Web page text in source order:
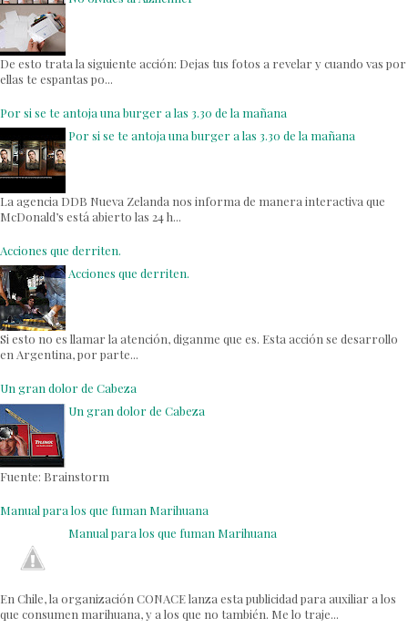
De esto trata la siguiente acción: Dejas tus fotos a revelar y cuando vas por
ellas te espantas po...
Por si se te antoja una burger a las 3.30 de la mañana
Por si se te antoja una burger a las 3.30 de la mañana
La agencia DDB Nueva Zelanda nos informa de manera interactiva que
McDonald’s está abierto las 24 h...
Acciones que derriten.
Acciones que derriten.
Si esto no es llamar la atención, diganme que es. Esta acción se desarrollo
en Argentina, por parte...
Un gran dolor de Cabeza
Un gran dolor de Cabeza
Fuente: Brainstorm
Manual para los que fuman Marihuana
Manual para los que fuman Marihuana
En Chile, la organización CONACE lanza esta publicidad para auxiliar a los
que consumen marihuana, y a los que no también. Me lo traje...